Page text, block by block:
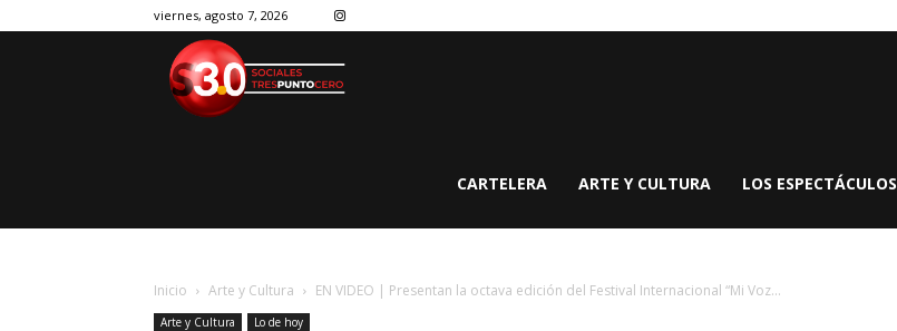
viernes, agosto 7, 2026
CARTELERA ARTE Y CULTURA LOS ESPECTÁCULOS
Inicio Arte y Cultura EN VIDEO | Presentan la octava edición del Festival Internacional “Mi Voz...
Arte y Cultura Lo de hoy